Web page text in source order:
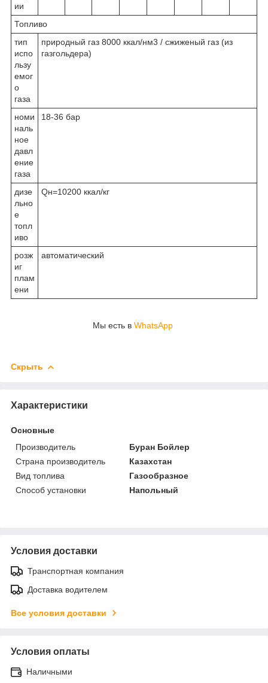
ии
Топливо
тип
испо
льзу
емог
о
газа
природный газ 8000 ккал/нм3 / сжиженый газ (из
газгольдера)
номи
наль
ное
давл
ение
газа
18-36 бар
дизе
льно
е
топл
иво
Qн=10200 ккал/кг
розж
иг
плам
ени
автоматический
Мы есть в WhatsApp
Скрыть
Характеристики
Основные
Производитель
Буран Бойлер
Страна производитель
Казахстан
Вид топлива
Газообразное
Способ установки
Напольный
Условия доставки
Транспортная компания
Доставка водителем
Все условия доставки
Условия оплаты
Наличными